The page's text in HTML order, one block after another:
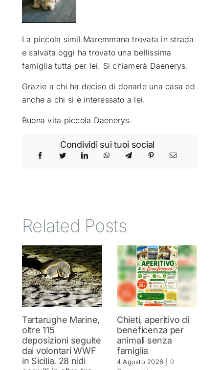
ATTUALITÀ
VIDEO
CHI SIAMO
RUBRICHE
SEMPRE CON ME
La piccola simil Maremmana trovata in strada
e salvata oggi ha trovato una bellissima
famiglia tutta per lei. Si chiamerà Daenerys.
Grazie a chi ha deciso di donarle una casa ed
anche a chi si è interessato a lei.
Buona vita piccola Daenerys.
Condividi sui tuoi social
Related Posts
Tartarughe Marine,
oltre 115
deposizioni seguite
dai volontari WWF
in Sicilia. 28 nidi
Chieti, aperitivo di
beneficenza per
animali senza
famiglia
4 Agosto 2026
0